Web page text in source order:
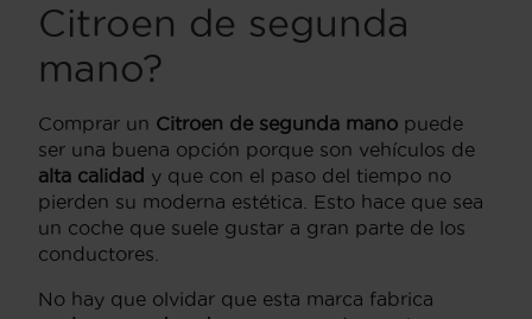
Citroen de segunda
mano?
Comprar un Citroen de segunda mano puede
ser una buena opción porque son vehículos de
alta calidad y que con el paso del tiempo no
pierden su moderna estética. Esto hace que sea
un coche que suele gustar a gran parte de los
conductores.
No hay que olvidar que esta marca fabrica